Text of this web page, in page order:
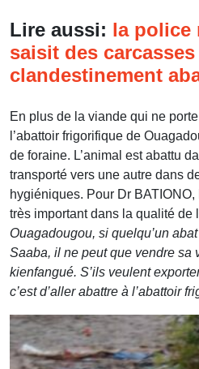
Lire aussi: la police
saisit des carcasses
clandestinement
En plus de la viande qui ne
l’abattoir frigorifique de
de foraine. L’animal est abattu
transporté vers une autre dans
hygiéniques. Pour Dr
très important dans la qualité de
Ouagadougou, si quelqu’un
Saaba, il ne peut que vendre sa
kienfangué. S’ils veulent
c’est d’aller abattre à l’abattoir